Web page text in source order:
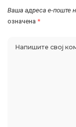
Ваша адреса е-поште
означена *